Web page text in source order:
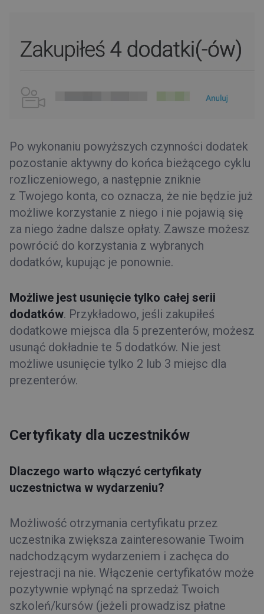
Po wykonaniu powyższych czynności dodatek
pozostanie aktywny do końca bieżącego cyklu
rozliczeniowego, a następnie zniknie
z Twojego konta, co oznacza, że nie będzie już
możliwe korzystanie z niego i nie pojawią się
za niego żadne dalsze opłaty. Zawsze możesz
powrócić do korzystania z wybranych
dodatków, kupując je ponownie.
Możliwe jest usunięcie tylko całej serii
dodatków. Przykładowo, jeśli zakupiłeś
dodatkowe miejsca dla 5 prezenterów, możesz
usunąć dokładnie te 5 dodatków. Nie jest
możliwe usunięcie tylko 2 lub 3 miejsc dla
prezenterów.
Certyfikaty dla uczestników
Dlaczego warto włączyć certyfikaty
uczestnictwa w wydarzeniu?
Możliwość otrzymania certyfikatu przez
uczestnika zwiększa zainteresowanie Twoim
nadchodzącym wydarzeniem i zachęca do
rejestracji na nie. Włączenie certyfikatów może
pozytywnie wpłynąć na sprzedaż Twoich
szkoleń/kursów (jeżeli prowadzisz płatne